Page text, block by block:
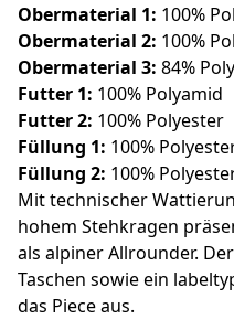
Obermaterial 1: 100%
Obermaterial 2: 100%
Obermaterial 3: 84%
Futter 1: 100% Polyamid
Futter 2: 100% Polyester
Füllung 1: 100%
Füllung 2: 100%
Mit technischer
hohem Stehkragen
als alpiner Allrounder.
Taschen sowie ein
das Piece aus.